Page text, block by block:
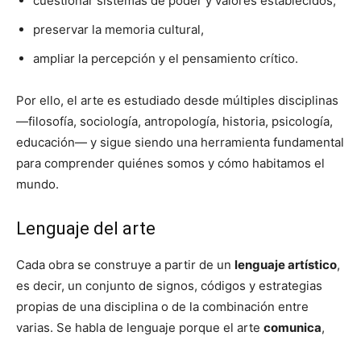
preservar la memoria cultural,
ampliar la percepción y el pensamiento crítico.
Por ello, el arte es estudiado desde múltiples disciplinas
—filosofía, sociología, antropología, historia, psicología,
educación— y sigue siendo una herramienta fundamental
para comprender quiénes somos y cómo habitamos el
mundo.
Lenguaje del arte
Cada obra se construye a partir de un lenguaje artístico,
es decir, un conjunto de signos, códigos y estrategias
propias de una disciplina o de la combinación entre
varias. Se habla de lenguaje porque el arte comunica,